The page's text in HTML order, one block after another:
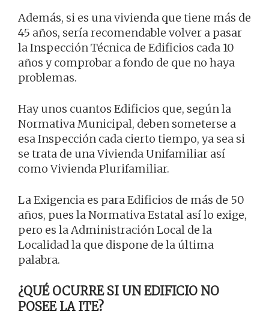
Además, si es una vivienda que tiene más de
45 años, sería recomendable volver a pasar
la Inspección Técnica de Edificios cada 10
años y comprobar a fondo de que no haya
problemas.
Hay unos cuantos Edificios que, según la
Normativa Municipal, deben someterse a
esa Inspección cada cierto tiempo, ya sea si
se trata de una Vivienda Unifamiliar así
como Vivienda Plurifamiliar.
La Exigencia es para Edificios de más de 50
años, pues la Normativa Estatal así lo exige,
pero es la Administración Local de la
Localidad la que dispone de la última
palabra.
¿QUÉ OCURRE SI UN EDIFICIO NO
POSEE LA ITE?